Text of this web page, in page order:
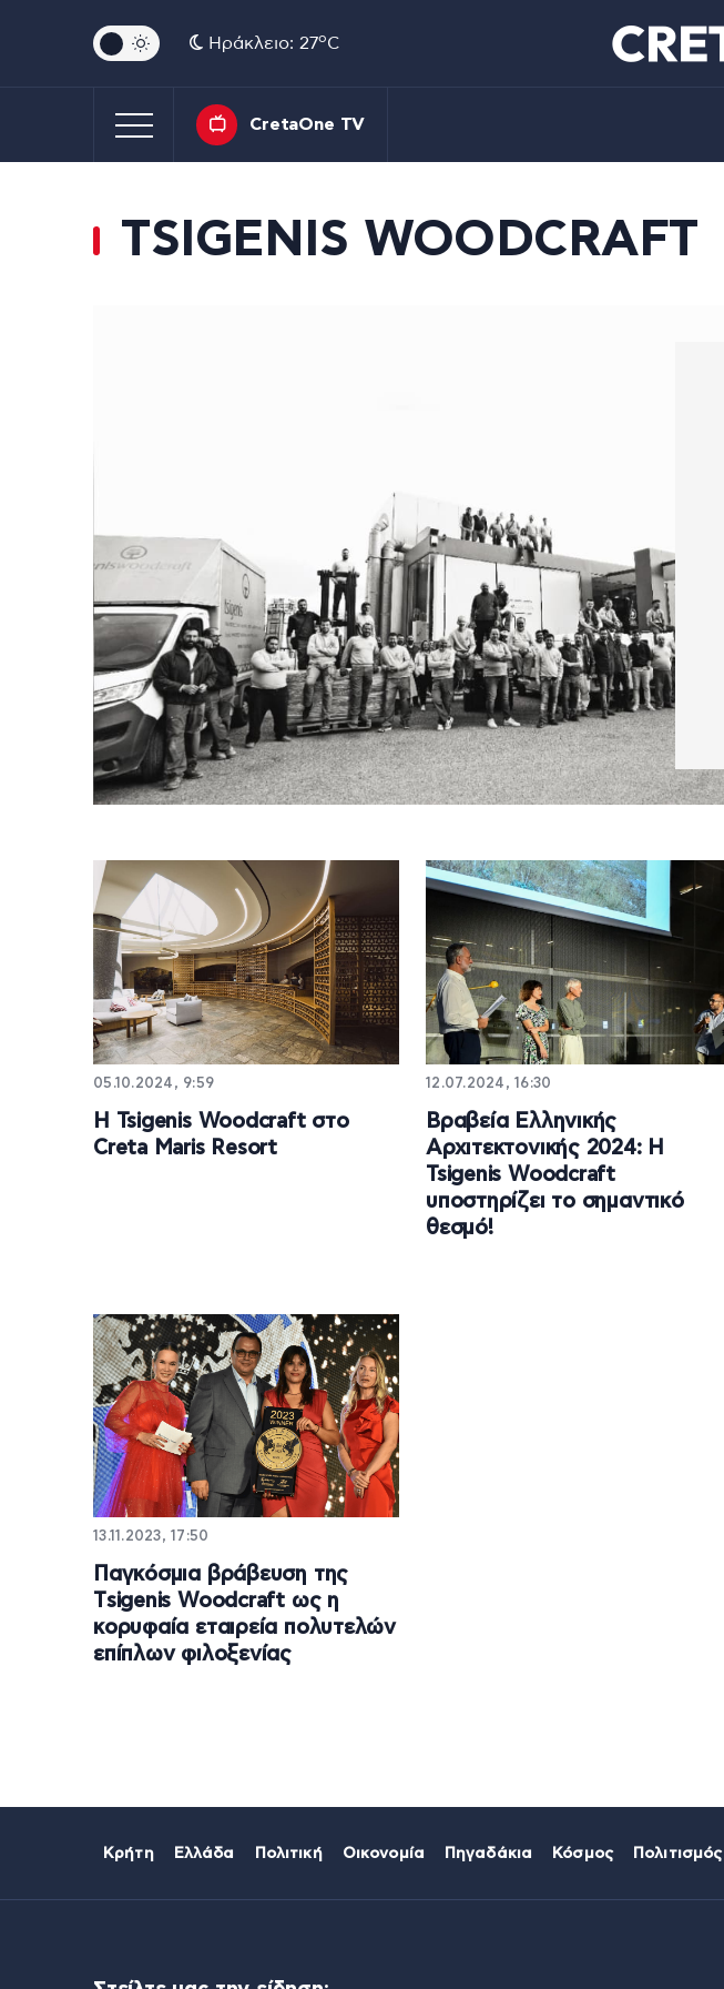
Ηράκλειο: 27oC
CretaOne TV
TSIGENIS WOODCRAFT
05.10.2024, 9:59
Η Tsigenis Woodcraft στο
Creta Maris Resort
12.07.2024, 16:30
Βραβεία Ελληνικής
Αρχιτεκτονικής 2024: Η
Tsigenis Woodcraft
υποστηρίζει το σημαντικό
θεσμό!
13.11.2023, 17:50
Παγκόσμια βράβευση της
Τsigenis Woodcraft ως η
κορυφαία εταιρεία πολυτελών
επίπλων φιλοξενίας
Κρήτη Ελλάδα Πολιτική Οικονομία Πηγαδάκια Κόσμος Πολιτισμός